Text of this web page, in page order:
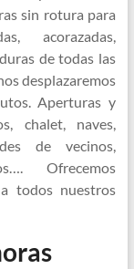
sin rotura para
acorazadas,
de todas las
desplazaremos
Aperturas y
chalet, naves,
de vecinos,
Ofrecemos
todos nuestros